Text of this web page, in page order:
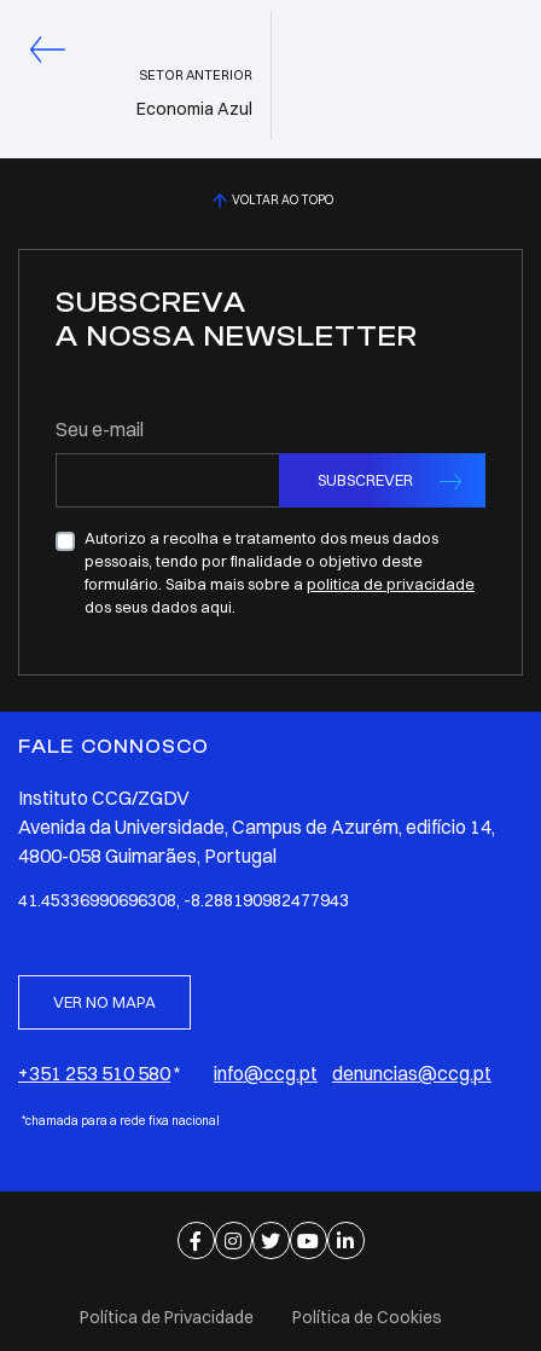
SETOR ANTERIOR
Economia Azul
VOLTAR AO TOPO
SUBSCREVA
A NOSSA NEWSLETTER
Seu e-mail
SUBSCREVER
Autorizo a recolha e tratamento dos meus dados
pessoais, tendo por finalidade o objetivo deste
formulário. Saiba mais sobre a politica de privacidade
dos seus dados aqui.
FALE CONNOSCO
Instituto CCG/ZGDV
Avenida da Universidade, Campus de Azurém, edifício 14,
4800-058 Guimarães, Portugal
41.45336990696308, -8.288190982477943
VER NO MAPA
+351 253 510 580* info@ccg.pt denuncias@ccg.pt
*chamada para a rede fixa nacional
Ir para página de facebook
Ir para página de instagram
Ir para página de twitter
Ir para página de youtube
Ir para página de
Política de Privacidade Política de Cookies